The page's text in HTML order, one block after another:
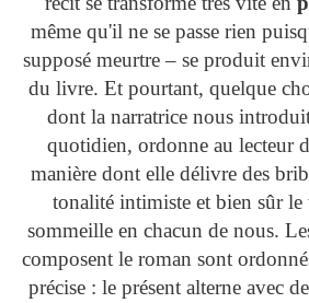
même qu'il ne se passe rien
supposé meurtre – se produit
du livre. Et pourtant, quelque
dont la narratrice nous
quotidien, ordonne au lecteur
manière dont elle délivre des
tonalité intimiste et bien sûr
sommeille en chacun de nous.
composent le roman sont
précise : le présent alterne avec